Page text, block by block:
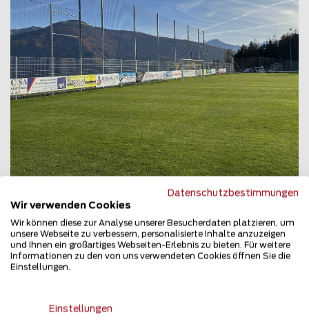
Ballfangzaun
1978 Lens
Teilen
Datenschutzbestimmungen
Wir verwenden Cookies
Wir können diese zur Analyse unserer Besucherdaten platzieren, um
unsere Webseite zu verbessern, personalisierte Inhalte anzuzeigen
und Ihnen ein großartiges Webseiten-Erlebnis zu bieten. Für weitere
Informationen zu den von uns verwendeten Cookies öffnen Sie die
Einstellungen.
Einstellungen